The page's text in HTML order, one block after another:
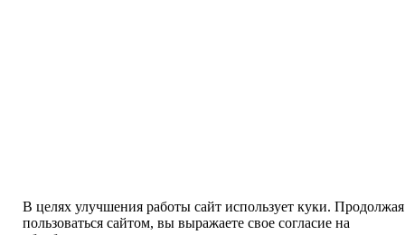
В целях улучшения работы сайт использует куки. Продолжая
пользоваться сайтом, вы выражаете свое согласие на